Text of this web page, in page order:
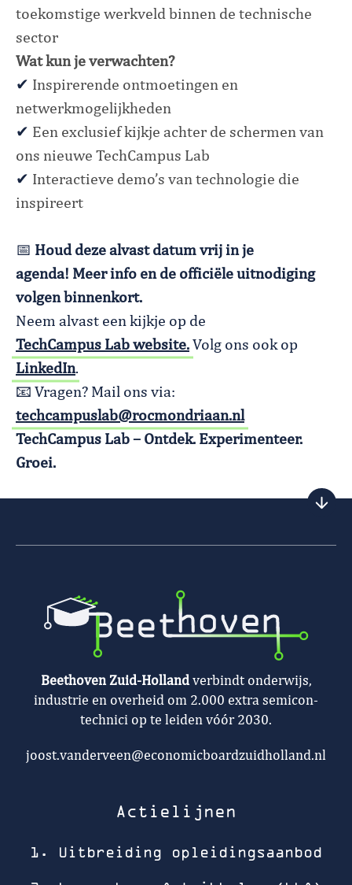
toekomstige werkveld binnen de technische
sector
Wat kun je verwachten?
✔ Inspirerende ontmoetingen en
netwerkmogelijkheden
✔ Een exclusief kijkje achter de schermen van
ons nieuwe TechCampus Lab
✔ Interactieve demo’s van technologie die
inspireert
📅 Houd deze alvast datum vrij in je
agenda! Meer info en de officiële uitnodiging
volgen binnenkort.
Neem alvast een kijkje op de
TechCampus Lab website. Volg ons ook op
LinkedIn.
📧 Vragen? Mail ons via:
techcampuslab@rocmondriaan.nl
TechCampus Lab – Ontdek. Experimenteer.
Groei.
Beethoven Zuid-Holland verbindt onderwijs,
industrie en overheid om 2.000 extra semicon-
technici op te leiden vóór 2030.
joost.vanderveen@economicboardzuidholland.nl
Actielijnen
1. Uitbreiding opleidingsaanbod